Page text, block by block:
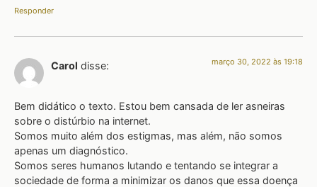
Responder
Carol disse: março 30, 2022 às 19:18
Bem didático o texto. Estou bem cansada de ler asneiras
sobre o distúrbio na internet.
Somos muito além dos estigmas, mas além, não somos
apenas um diagnóstico.
Somos seres humanos lutando e tentando se integrar a
sociedade de forma a minimizar os danos que essa doença